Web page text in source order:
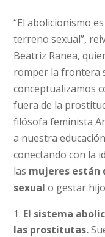
“El abolicionismo
terreno sexual”,
Beatriz Ranea,
romper la frontera
conceptualizamos
fuera de la
filósofa feminista
a nuestra
conectando con la
las mujeres están
sexual o gestar
El sistema
las prostitutas.